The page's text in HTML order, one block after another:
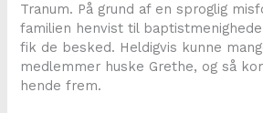
Tranum. På grund af en sproglig
familien henvist til
fik de besked. Heldigvis kunne
medlemmer huske Grethe, og så
hende frem.